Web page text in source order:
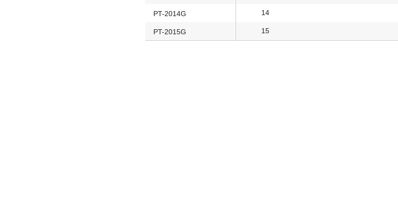
PT-2014G 14
PT-2015G 15